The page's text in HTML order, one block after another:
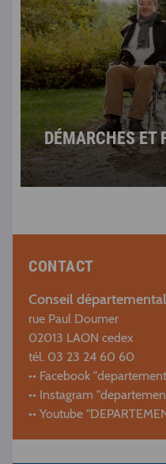
DÉMARCHES ET
CONTACT
Conseil
rue Paul Doumer
02013 LAON cedex
tél. 03 23 24 60 60
•• Facebook
•• Instagram
•• Youtube